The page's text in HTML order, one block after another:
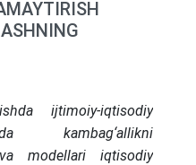
rivojlantirish,
oshirish va ta’lim
bo‘yicha ilmiy-
ijtimoiy-iqtisodiy
kambag‘allikni
modellari iqtisodiy